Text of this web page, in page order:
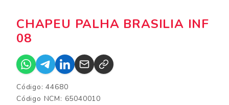
CHAPEU PALHA BRASILIA INF
08
Código: 44680
Código NCM: 65040010